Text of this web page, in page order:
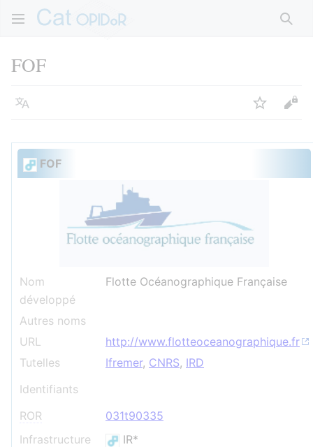
FOF
Langue Suivre
FOF
Nom
développé
Flotte Océanographique Française
Autres noms
URL
http://www.flotteoceanographique.fr
Tutelles
Ifremer, CNRS, IRD
Identifiants
ROR
031t90335
Infrastructure
IR*